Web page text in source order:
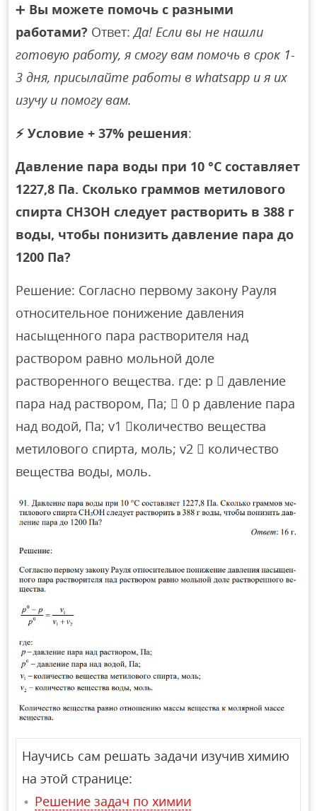
➕ Вы можете помочь с разными
работами? Ответ:Да! Если вы не нашли
готовую работу, я смогу вам помочь в срок 1-
3 дня, присылайте работы в whatsapp и я их
изучу и помогу вам.
⚡ Условие + 37% решения:
Давление пара воды при 10 °С составляет
1227,8 Па. Сколько граммов метилового
спирта CH3OH следует растворить в 388 г
воды, чтобы понизить давление пара до
1200 Па?
Решение: Согласно первому закону Рауля
относительное понижение давления
насыщенного пара растворителя над
раствором равно мольной доле
растворенного вещества. где: p  давление
пара над раствором, Па;  0 p давление пара
над водой, Па; v1 количество вещества
метилового спирта, моль; v2  количество
вещества воды, моль.
Научись сам решать задачи изучив химию
на этой странице:
Решение задач по химии